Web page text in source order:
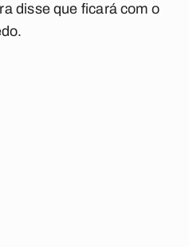
disse que ficará com o